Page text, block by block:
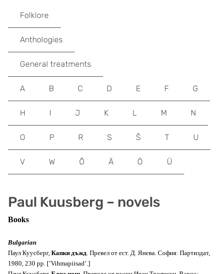
Paul Kuusberg – novels
Books
Bulgarian
Паул Куусберг, Капки дъжд. Превел от ест. Д. Янева. София: Партиздат,
1980, 230 pp. [’Vihmapiisad’.]
Folklore
Anthologies
General treatments
A B C D E F G
H I J K L M N
O P R S Š T U
V W Õ Ä Ö Ü